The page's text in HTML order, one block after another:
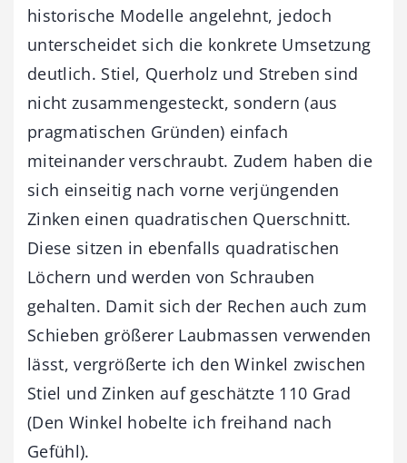
historische Modelle angelehnt, jedoch
unterscheidet sich die konkrete Umsetzung
deutlich. Stiel, Querholz und Streben sind
nicht zusammengesteckt, sondern (aus
pragmatischen Gründen) einfach
miteinander verschraubt. Zudem haben die
sich einseitig nach vorne verjüngenden
Zinken einen quadratischen Querschnitt.
Diese sitzen in ebenfalls quadratischen
Löchern und werden von Schrauben
gehalten. Damit sich der Rechen auch zum
Schieben größerer Laubmassen verwenden
lässt, vergrößerte ich den Winkel zwischen
Stiel und Zinken auf geschätzte 110 Grad
(Den Winkel hobelte ich freihand nach
Gefühl).